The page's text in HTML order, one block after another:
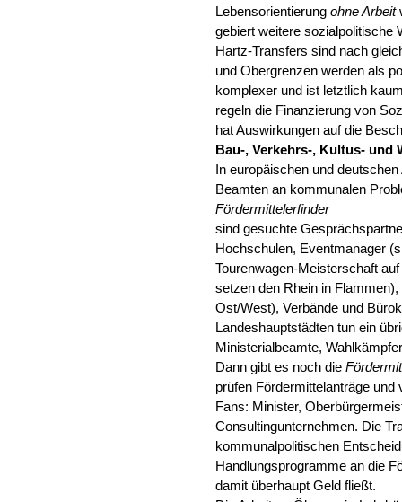
Lebensorientierung ohne Arbeit
gebiert weitere sozialpolitische
Hartz-Transfers sind nach
und Obergrenzen werden als
komplexer und ist letztlich
regeln die Finanzierung von
hat Auswirkungen auf die
Bau-, Verkehrs-, Kultus- und
In europäischen und
Beamten an kommunalen
Fördermittelerfinder
sind gesuchte
Hochschulen, Eventmanager
Tourenwagen-Meisterschaft
setzen den Rhein in
Ost/West), Verbände und
Landeshauptstädten tun ein
Ministerialbeamte,
Dann gibt es noch die
prüfen Fördermittelanträge
Fans: Minister,
Consultingunternehmen. Die
kommunalpolitischen
Handlungsprogramme an die
damit überhaupt Geld fließt.